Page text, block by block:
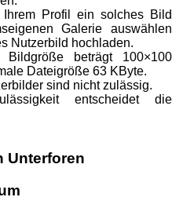
Profil ein solches Bild
Galerie auswählen
Nutzerbild hochladen.
Bildgröße beträgt 100×100
Dateigröße 63 KByte.
sind nicht zulässig.
entscheidet die
Unterforen